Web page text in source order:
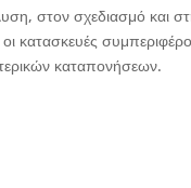
στον σχεδιασμό και
κατασκευές
καταπονήσεων.